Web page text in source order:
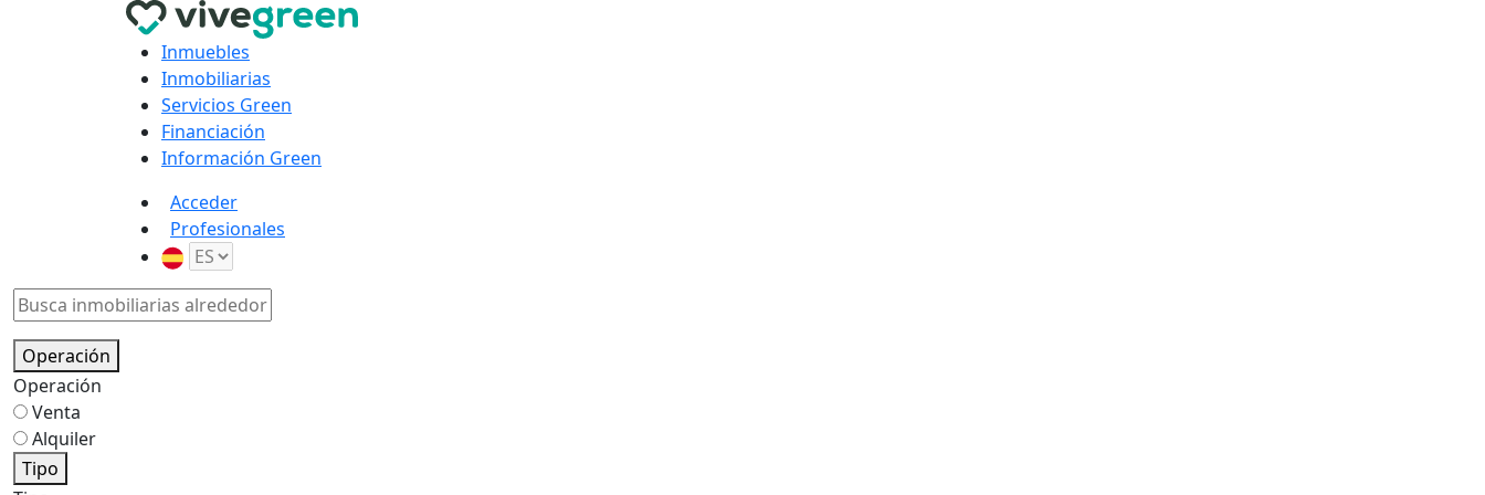
Inmuebles
Inmobiliarias
Servicios Green
Financiación
Información Green
Acceder
Profesionales
Operación
Operación
Venta
Alquiler
Tipo